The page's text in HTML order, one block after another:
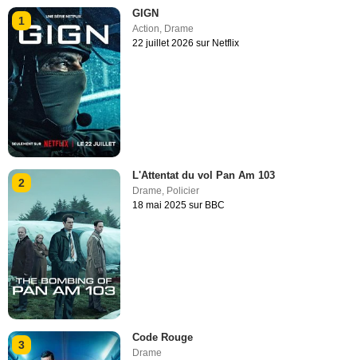
1
GIGN
Action Drame
22 juillet 2026 sur Netflix
2
L'Attentat du vol Pan Am 103
Drame, Policier
18 mai 2025 sur BBC
3
Code Rouge
Drame